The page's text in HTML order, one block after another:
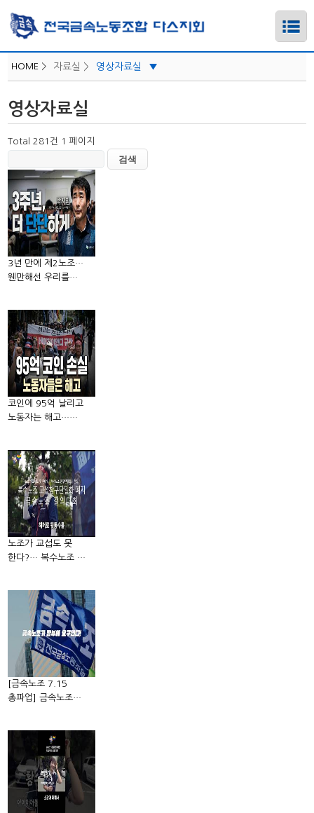
하위메뉴
HOME > 자료실 > 영상자료실 ▼
영상자료실
Total 281건 1 페이지
3년 만에 제2노조…
웬만해선 우리를…
코인에 95억 날리고
노동자는 해고……
노조가 교섭도 못
한다?… 복수노조 …
[금속노조 7.15
총파업] 금속노조…